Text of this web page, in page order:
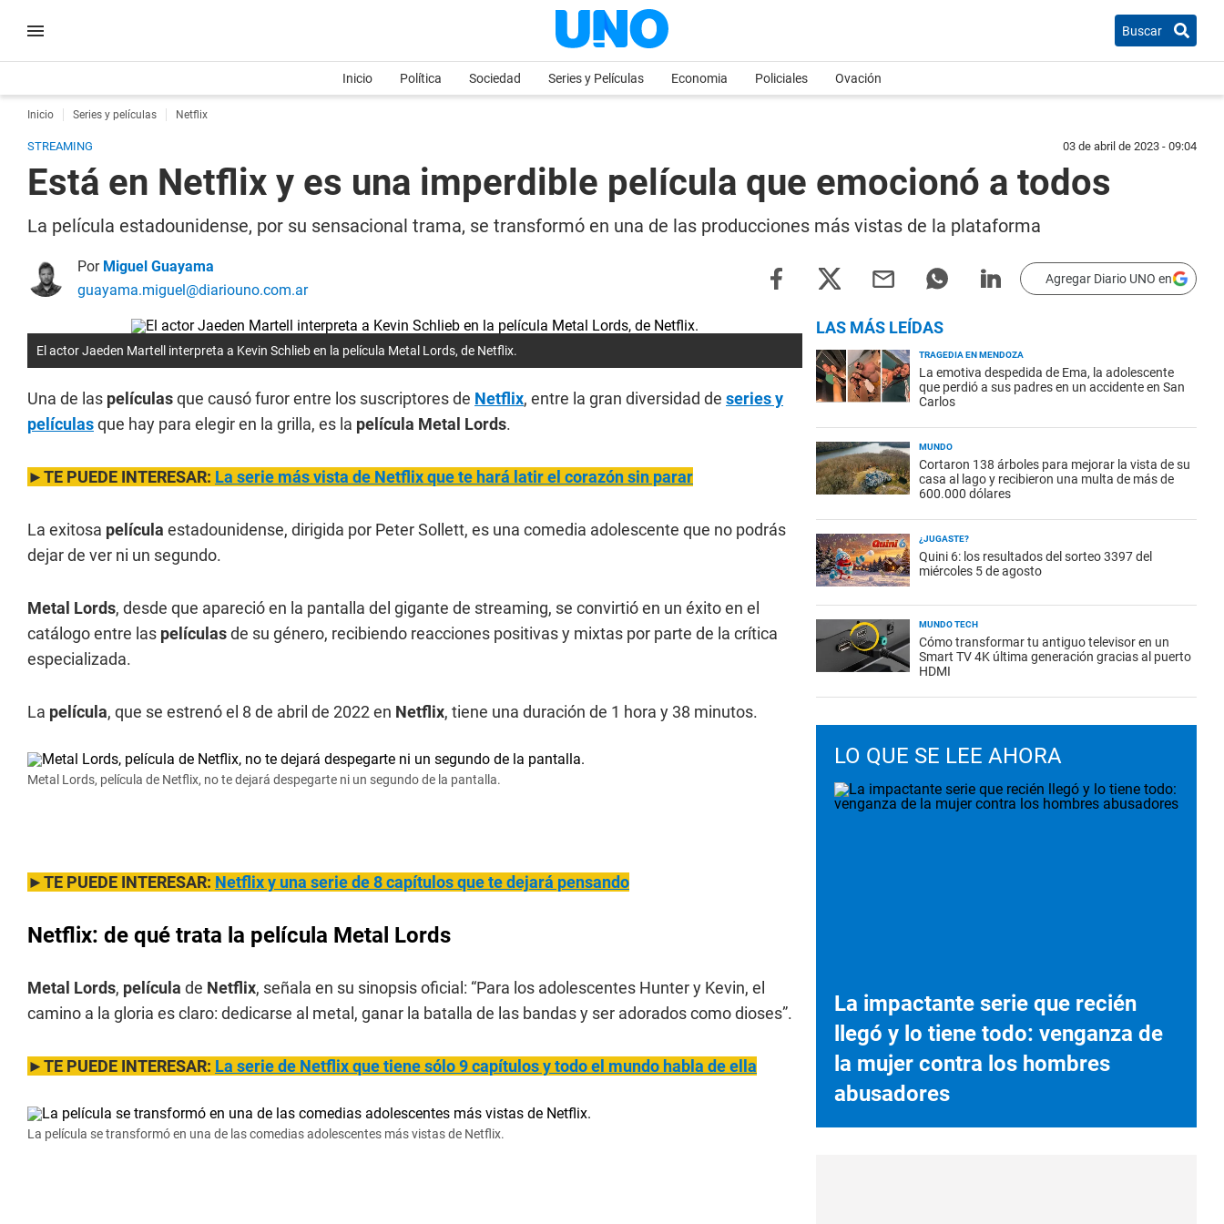
Buscar
Inicio Política Sociedad Series y Películas Economia Policiales Ovación
Inicio Series y películas Netflix
STREAMING 03 de abril de 2023 - 09:04
Está en Netflix y es una imperdible película que emocionó a todos
La película estadounidense, por su sensacional trama, se transformó en una de las producciones más vistas de la plataforma
Por Miguel Guayama
guayama.miguel@diariouno.com.ar
Agregar Diario UNO en
El actor Jaeden Martell interpreta a Kevin Schlieb en la película Metal Lords, de Netflix.
Una de las películasque causó furor entre los suscriptores de Netflix, entre la gran diversidad de series y
películasque hay para elegir en la grilla, es la película Metal Lords.
►TE PUEDE INTERESAR: La serie más vista de Netflix que te hará latir el corazón sin parar
La exitosa película estadounidense, dirigida por Peter Sollett, es una comedia adolescente que no podrás
dejar de ver ni un segundo.
Metal Lords, desde que apareció en la pantalla del gigante de streaming, se convirtió en un éxito en el
catálogo entre las películasde su género, recibiendo reacciones positivas y mixtas por parte de la crítica
especializada.
La película, que se estrenó el 8 de abril de 2022 en Netflix, tiene una duración de 1 hora y 38 minutos.
Metal Lords, película de Netflix, no te dejará despegarte ni un segundo de la pantalla.
►TE PUEDE INTERESAR: Netflix y una serie de 8 capítulos que te dejará pensando
Netflix: de qué trata la película Metal Lords
Metal Lords, película de Netflix, señala en su sinopsis oficial: “Para los adolescentes Hunter y Kevin, el
camino a la gloria es claro: dedicarse al metal, ganar la batalla de las bandas y ser adorados como dioses”.
►TE PUEDE INTERESAR: La serie de Netflix que tiene sólo 9 capítulos y todo el mundo habla de ella
La película se transformó en una de las comedias adolescentes más vistas de Netflix.
LAS MÁS LEÍDAS
TRAGEDIA EN MENDOZA
La emotiva despedida de Ema, la adolescente
que perdió a sus padres en un accidente en San
Carlos
MUNDO
Cortaron 138 árboles para mejorar la vista de su
casa al lago y recibieron una multa de más de
600.000 dólares
¿JUGASTE?
Quini 6: los resultados del sorteo 3397 del
miércoles 5 de agosto
MUNDO TECH
Cómo transformar tu antiguo televisor en un
Smart TV 4K última generación gracias al puerto
HDMI
LO QUE SE LEE AHORA
La impactante serie que recién
llegó y lo tiene todo: venganza de
la mujer contra los hombres
abusadores